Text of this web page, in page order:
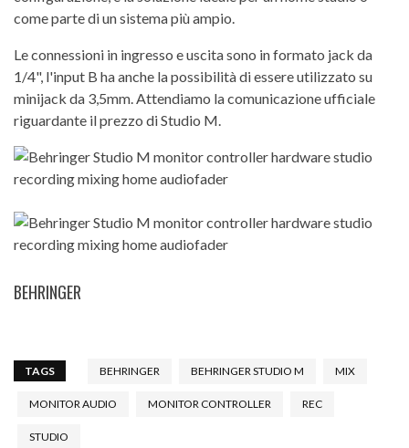
come parte di un sistema più ampio.
Le connessioni in ingresso e uscita sono in formato jack da
1/4", l'input B ha anche la possibilità di essere utilizzato su
minijack da 3,5mm. Attendiamo la comunicazione ufficiale
riguardante il prezzo di Studio M.
BEHRINGER
TAGS BEHRINGER BEHRINGER STUDIO M MIX
MONITOR AUDIO MONITOR CONTROLLER REC
STUDIO